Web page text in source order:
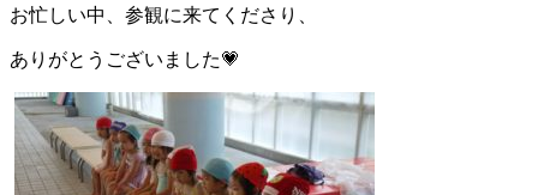
お忙しい中、参観に来てくださり、
ありがとうございました💗